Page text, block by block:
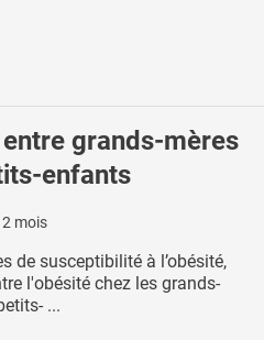
entre grands-mères
enfants
mois
de susceptibilité à l’obésité,
l'obésité chez les grands-
...